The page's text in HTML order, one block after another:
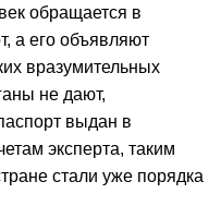
обращается в
а его объявляют
вразумительных
не дают,
выдан в
эксперта, таким
стали уже порядка